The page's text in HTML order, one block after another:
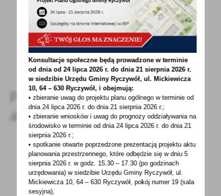
Spodobała Ci się informacja? Zostaw nam swoją opinię
- to dla Ciebie staramy się być najlepsi, a Twoje zdanie
bardzo nam w tym pomoże!
DODAJ KOMENTARZ
Pozostałe
aktualności
04 - 05 - 2021
Z NAJLEPSZYMI ŻYCZENIAMI DLA
WSZYSTKICH DRUHÓW!
Konsultacje społeczne będą prowadzone w terminie
od dnia od 24 lipca 2026 r. do dnia 21 sierpnia 2026 r.
w siedzibie Urzędu Gminy Ryczywół, ul. Mickiewicza
10, 64 – 630 Ryczywół, i obejmują:
• zbieranie uwag do projektu planu ogólnego w terminie od
dnia 24 lipca 2026 r. do dnia 21 sierpnia 2026 r.;
• zbieranie wniosków i uwag do prognozy oddziaływania na
środowisko w terminie od dnia 24 lipca 2026 r. do dnia 21
sierpnia 2026 r.;
• spotkanie otwarte poprzedzone prezentacją projektu aktu
planowania przestrzennego, które odbędzie się w dniu 5
sierpnia 2026 r.w godz. 15.30 – 17.30 (po godzinach
urzędowania) w siedzibie Urzędu Gminy Ryczywół, ul.
Mickiewicza 10, 64 – 630 Ryczywół, pokójnumer 19 (sala
sesyjna),